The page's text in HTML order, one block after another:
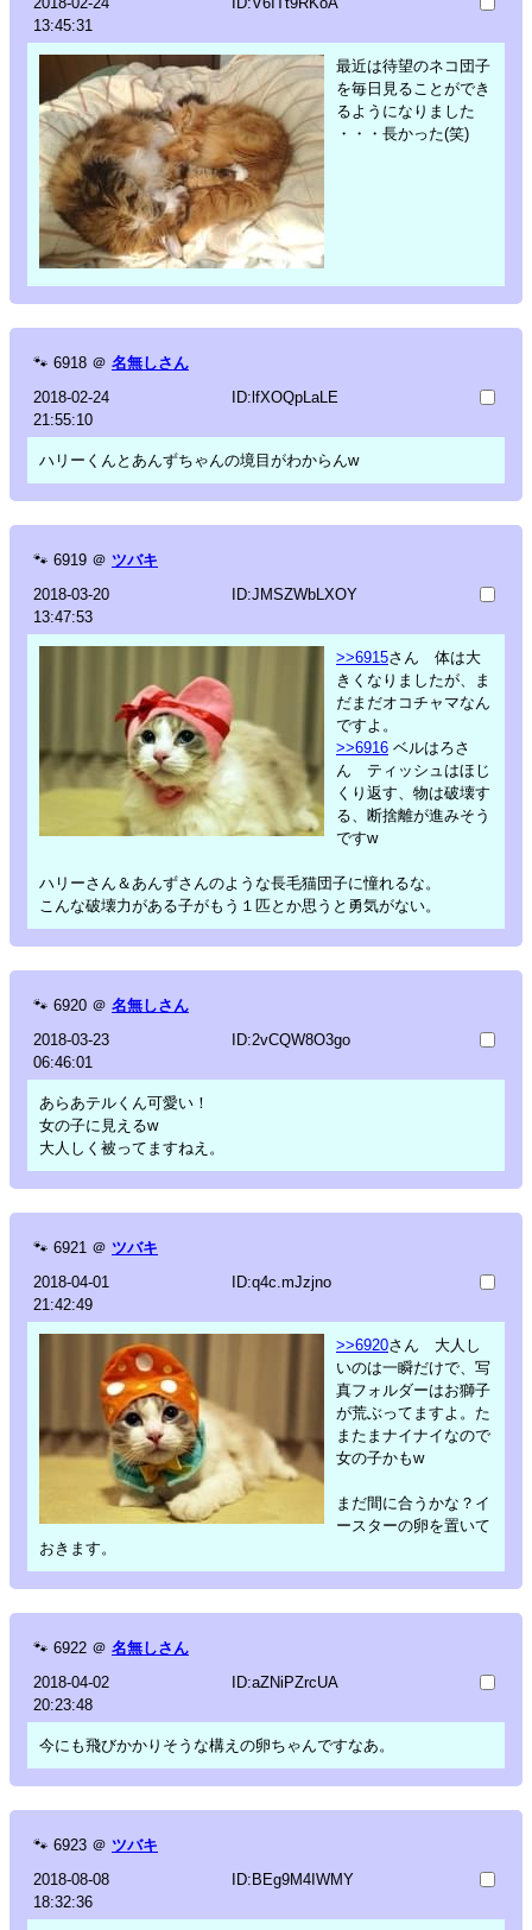
13:45:31
最近は待望のネコ団子
を毎日見ることができ
るようになりました
・・・長かった(笑)
🐾 6918 ＠ 名無しさん
2018-02-24
21:55:10
ID:lfXOQpLaLE
ハリーくんとあんずちゃんの境目がわからんw
🐾 6919 ＠ ツバキ
2018-03-20
13:47:53
ID:JMSZWbLXOY
>>6915さん 体は大
きくなりましたが、ま
だまだオコチャマなん
ですよ。
>>6916 ベルはろさ
ん ティッシュはほじ
くり返す、物は破壊す
る、断捨離が進みそう
ですw
ハリーさん＆あんずさんのような長毛猫団子に憧れるな。
こんな破壊力がある子がもう１匹とか思うと勇気がない。
🐾 6920 ＠ 名無しさん
2018-03-23
06:46:01
ID:2vCQW8O3go
あらあテルくん可愛い！
女の子に見えるw
大人しく被ってますねえ。
🐾 6921 ＠ ツバキ
2018-04-01
21:42:49
ID:q4c.mJzjno
>>6920さん 大人し
いのは一瞬だけで、写
真フォルダーはお獅子
が荒ぶってますよ。た
またまナイナイなので
女の子かもw
まだ間に合うかな？イ
ースターの卵を置いて
おきます。
🐾 6922 ＠ 名無しさん
2018-04-02
20:23:48
ID:aZNiPZrcUA
今にも飛びかかりそうな構えの卵ちゃんですなあ。
🐾 6923 ＠ ツバキ
2018-08-08
18:32:36
ID:BEg9M4IWMY